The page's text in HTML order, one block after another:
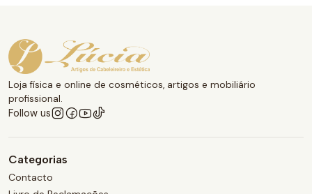
Loja física e online de cosméticos, artigos e mobiliário
profissional.
Follow us
Categorias
Contacto